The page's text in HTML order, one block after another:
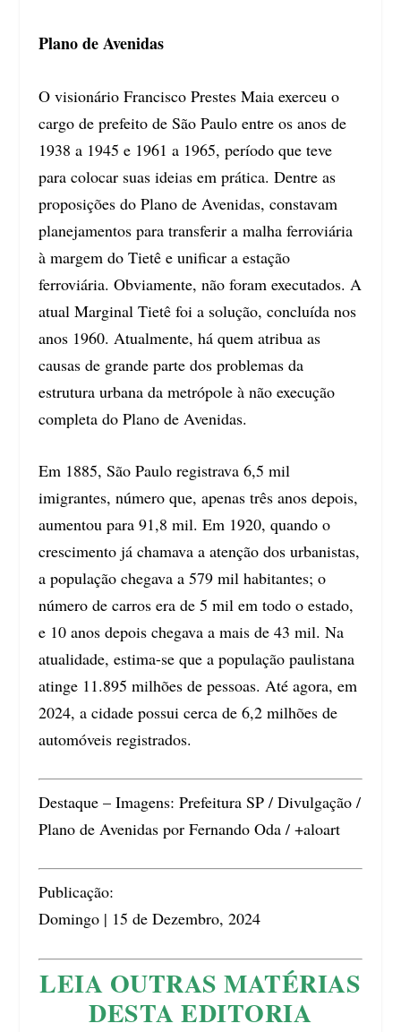
Plano de Avenidas
O visionário Francisco Prestes Maia exerceu o
cargo de prefeito de São Paulo entre os anos de
1938 a 1945 e 1961 a 1965, período que teve
para colocar suas ideias em prática. Dentre as
proposições do Plano de Avenidas, constavam
planejamentos para transferir a malha ferroviária
à margem do Tietê e unificar a estação
ferroviária. Obviamente, não foram executados. A
atual Marginal Tietê foi a solução, concluída nos
anos 1960. Atualmente, há quem atribua as
causas de grande parte dos problemas da
estrutura urbana da metrópole à não execução
completa do Plano de Avenidas.
Em 1885, São Paulo registrava 6,5 mil
imigrantes, número que, apenas três anos depois,
aumentou para 91,8 mil. Em 1920, quando o
crescimento já chamava a atenção dos urbanistas,
a população chegava a 579 mil habitantes; o
número de carros era de 5 mil em todo o estado,
e 10 anos depois chegava a mais de 43 mil. Na
atualidade, estima-se que a população paulistana
atinge 11.895 milhões de pessoas. Até agora, em
2024, a cidade possui cerca de 6,2 milhões de
automóveis registrados.
Destaque – Imagens: Prefeitura SP / Divulgação /
Plano de Avenidas por Fernando Oda / +aloart
Publicação:
Domingo | 15 de Dezembro, 2024
LEIA OUTRAS MATÉRIAS
DESTA EDITORIA